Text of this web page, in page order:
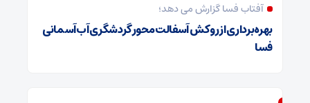
آفتاب فسا گزارش می دهد؛
بهره‌برداری از روکش آسفالت محور گردشگری آب‌آسمانی
فسا